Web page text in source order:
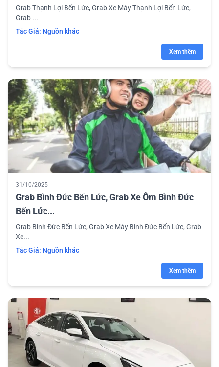
Grab Thạnh Lợi Bến Lức, Grab Xe Máy Thạnh Lợi Bến Lức,
Grab ...
Tác Giả: Nguồn khác
Xem thêm
31/10/2025
Grab Bình Đức Bến Lức, Grab Xe Ôm Bình Đức
Bến Lức...
Grab Bình Đức Bến Lức, Grab Xe Máy Bình Đức Bến Lức, Grab
Xe...
Tác Giả: Nguồn khác
Xem thêm